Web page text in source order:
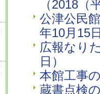
（2018（
公津公民
年10月15
広報なり
日）
本館工事
蔵書点検